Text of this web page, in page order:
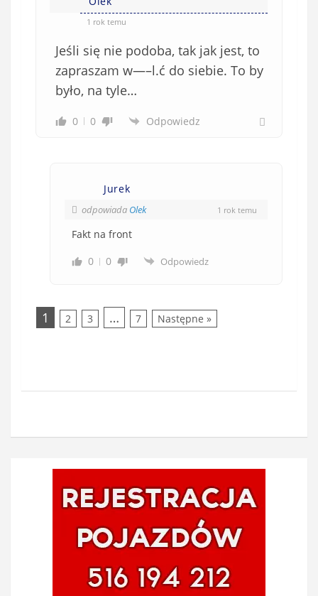
1 rok temu
Jeśli się nie podoba, tak jak jest, to
zapraszam w—–l.ć do siebie. To by
było, na tyle…
0 0 Odpowiedz
Jurek
odpowiada Olek 1 rok temu
Fakt na front
0
0 Odpowiedz
1 2 3 … 7 Następne »